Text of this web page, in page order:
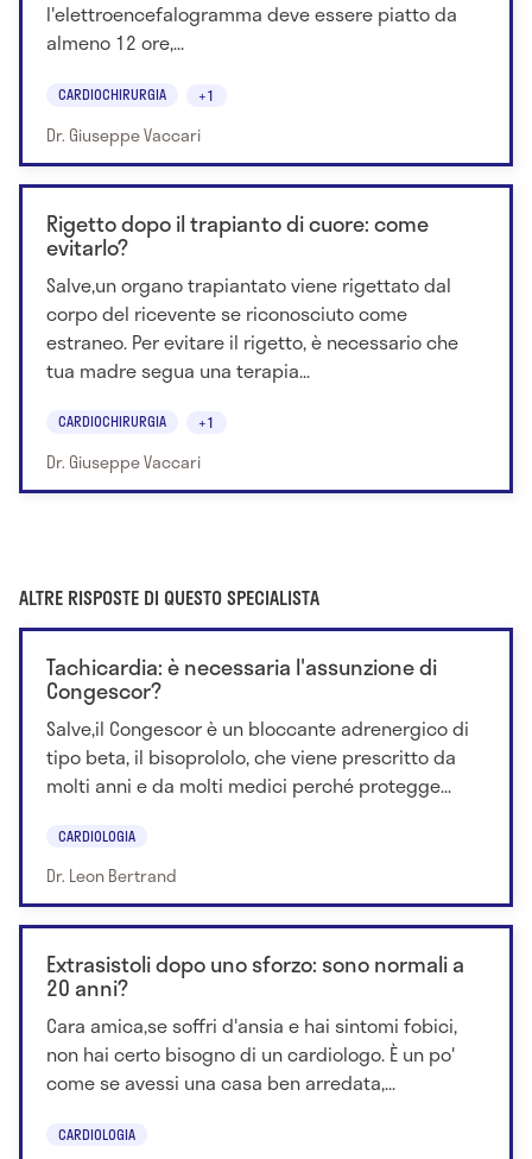
l'elettroencefalogramma deve essere piatto da
almeno 12 ore,...
CARDIOCHIRURGIA +1
Dr. Giuseppe Vaccari
Rigetto dopo il trapianto di cuore: come
evitarlo?
Salve,un organo trapiantato viene rigettato dal
corpo del ricevente se riconosciuto come
estraneo. Per evitare il rigetto, è necessario che
tua madre segua una terapia...
CARDIOCHIRURGIA +1
Dr. Giuseppe Vaccari
ALTRE RISPOSTE DI QUESTO SPECIALISTA
Tachicardia: è necessaria l'assunzione di
Congescor?
Salve,il Congescor è un bloccante adrenergico di
tipo beta, il bisoprololo, che viene prescritto da
molti anni e da molti medici perché protegge...
CARDIOLOGIA
Dr. Leon Bertrand
Extrasistoli dopo uno sforzo: sono normali a
20 anni?
Cara amica,se soffri d'ansia e hai sintomi fobici,
non hai certo bisogno di un cardiologo. È un po'
come se avessi una casa ben arredata,...
CARDIOLOGIA